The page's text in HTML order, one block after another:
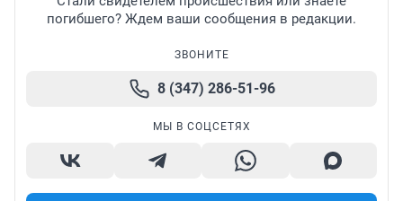
погибшего? Ждем ваши сообщения в редакции.
ЗВОНИТЕ
8 (347) 286-51-96
МЫ В СОЦСЕТЯХ